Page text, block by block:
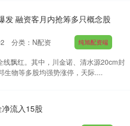
发 融资客月内抢筹多只概念股
分类： N配资 纯旭配资端
飘红。其中，川金诺、清水源20cm封
生物等多股均强势涨停，天际....
流入15股